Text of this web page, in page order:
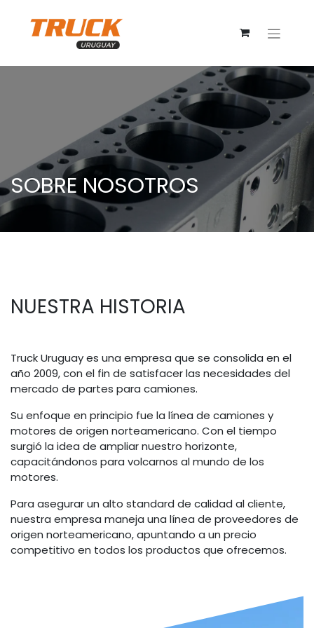
SOBRE NOSOTROS
NUESTRA HISTORIA
Truck Uruguay es una empresa que se consolida en el
año 2009, con el fin de satisfacer las necesidades del
mercado de partes para camiones.
Su enfoque en principio fue la línea de camiones y
motores de origen norteamericano. Con el tiempo
surgió la idea de ampliar nuestro horizonte,
capacitándonos para volcarnos al mundo de los
motores.
Para asegurar un alto standard de calidad al cliente,
nuestra empresa maneja una línea de proveedores de
origen norteamericano, apuntando a un precio
competitivo en todos los productos que ofrecemos.